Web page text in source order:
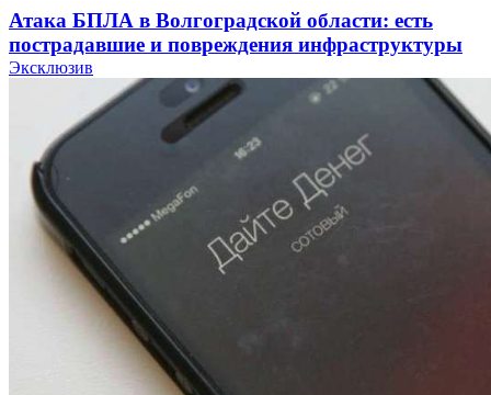
Атака БПЛА в Волгоградской области: есть
пострадавшие и повреждения инфраструктуры
Волгоградские вузы в топе зарплатного
рейтинга: ВолгГТУ и ВолгГМУ вошли в топ‑15
для химической отрасли и фармацевтики
18:39
В Красноармейском районе Волгограда стартует
конкурс на ремонт моста через Волго‑Донской
судоходный канал
Эксклюзив